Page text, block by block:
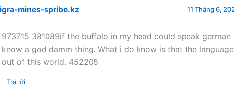
igra-mines-spribe.kz 11 Tháng 6,
973715 381089if the buffalo in my head could speak german
know a god damm thing. What i do know is that the
out of this world. 452205
Trả lời